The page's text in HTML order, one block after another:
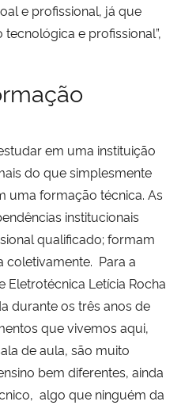
e profissional, já que
e profissional”,
em uma instituição
do que simplesmente
uma formação técnica. As
institucionais
qualificado; formam
coletivamente. Para a
Letícia Rocha
durante os três anos de
que vivemos aqui,
de aula, são muito
bem diferentes, ainda
algo que ninguém da